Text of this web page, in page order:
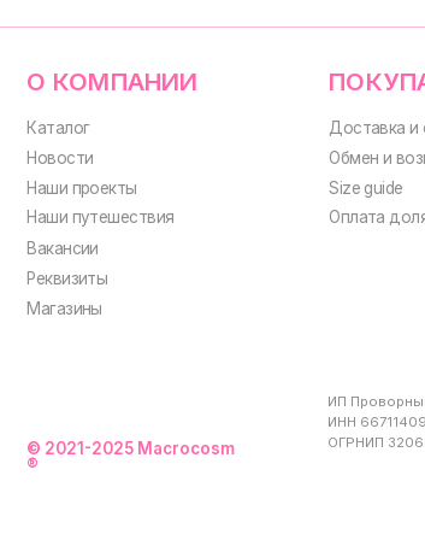
ИНН 667114098580